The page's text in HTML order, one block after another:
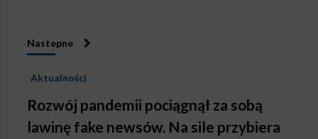
Nastepne
Aktualności
Rozwój pandemii pociągnął za sobą
lawinę fake newsów. Na sile przybiera